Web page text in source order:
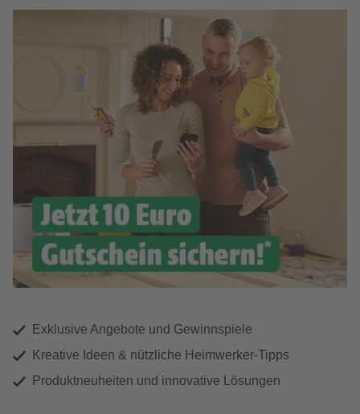
Exklusive Angebote und Gewinnspiele
Kreative Ideen & nützliche Heimwerker-Tipps
Produktneuheiten und innovative Lösungen